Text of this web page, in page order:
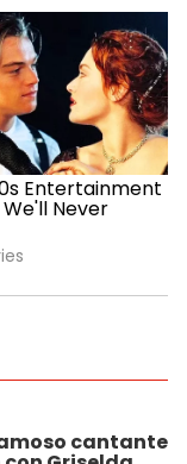
cantante